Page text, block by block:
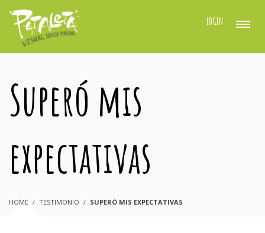
LOGIN
Superó mis
expectativas
HOME TESTIMONIO SUPERÓ MIS EXPECTATIVAS